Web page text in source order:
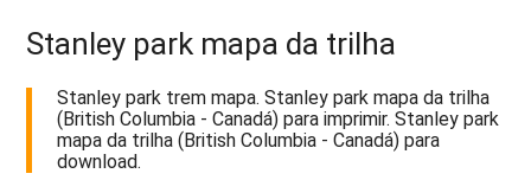
Stanley park mapa da trilha
Stanley park trem mapa. Stanley park mapa da trilha
(British Columbia - Canadá) para imprimir. Stanley park
mapa da trilha (British Columbia - Canadá) para
download.